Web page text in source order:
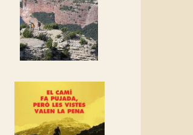
Els Centpeus signen el
Manifest a favor dels
Camins Vells
manifest!
Rebem un diploma dels